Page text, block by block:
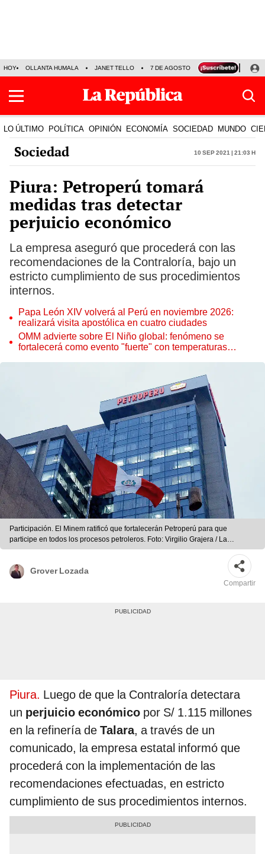
HOY OLLANTA HUMALA JANET TELLO 7 DE AGOSTO TINKA RESULTADOS
LO ÚLTIMO POLÍTICA OPINIÓN ECONOMÍA SOCIEDAD MUNDO
Sociedad 10 Sep 2021 | 21:03 h
Piura: Petroperú tomará
medidas tras detectar
perjuicio económico
La empresa aseguró que procederá con las
recomendaciones de la Contraloría, bajo un
estricto cumplimiento de sus procedimientos
internos.
Papa León XIV volverá al Perú en noviembre 2026:
realizará visita apostólica en cuatro ciudades
OMM advierte sobre El Niño global: fenómeno se
fortalecerá como evento "fuerte" con temperaturas
Participación. El Minem ratificó que fortalecerán Petroperú para que
participe en todos los procesos petroleros. Foto: Virgilio Grajera / La
República
Grover Lozada
Compartir
Piura. Luego de que la Contraloría detectara
un perjuicio económico por S/ 1.115 millones
en la refinería de Talara, a través de un
comunicado, la empresa estatal informó que
procederá con la implementación de las
recomendaciones efectuadas, en estricto
cumplimiento de sus procedimientos internos.